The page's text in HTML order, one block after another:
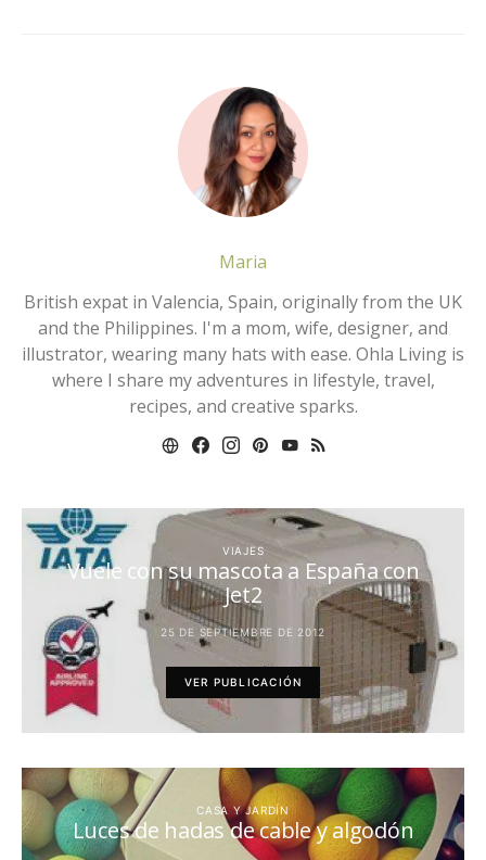
Maria
British expat in Valencia, Spain, originally from the UK
and the Philippines. I'm a mom, wife, designer, and
illustrator, wearing many hats with ease. Ohla Living is
where I share my adventures in lifestyle, travel,
recipes, and creative sparks.
VIAJES
Vuele con su mascota a España con
Jet2
25 DE SEPTIEMBRE DE 2012
VER PUBLICACIÓN
CASA Y JARDÍN
Luces de hadas de cable y algodón